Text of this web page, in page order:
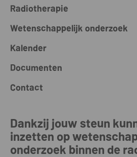
Radiotherapie
Wetenschappelijk onderzoek
Kalender
Documenten
Contact
Dankzij jouw steun
inzetten op
onderzoek binnen de